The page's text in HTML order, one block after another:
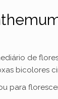
de
bicolores
para